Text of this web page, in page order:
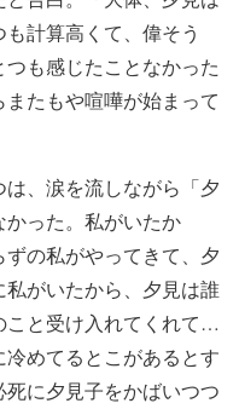
計算高くて、偉そう
も感じたことなかった
たもや喧嘩が始まって
、涙を流しながら「夕
かった。私がいたか
の私がやってきて、夕
がいたから、夕見は誰
こと受け入れてくれて…
めてるとこがあるとす
に夕見子をかばいつつ